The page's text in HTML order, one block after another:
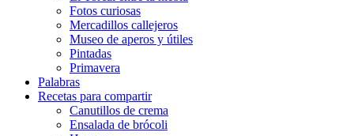
Fotos curiosas
Mercadillos callejeros
Museo de aperos y útiles
Pintadas
Primavera
Palabras
Recetas para compartir
Canutillos de crema
Ensalada de brócoli